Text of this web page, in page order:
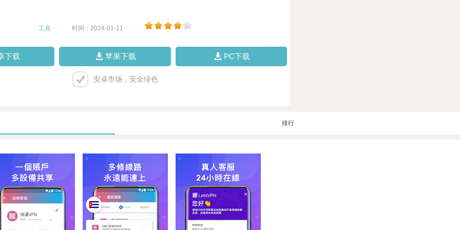
工具 时间：2024-01-11
下载 苹果下载 PC下载
安卓市场，安全绿色
排行